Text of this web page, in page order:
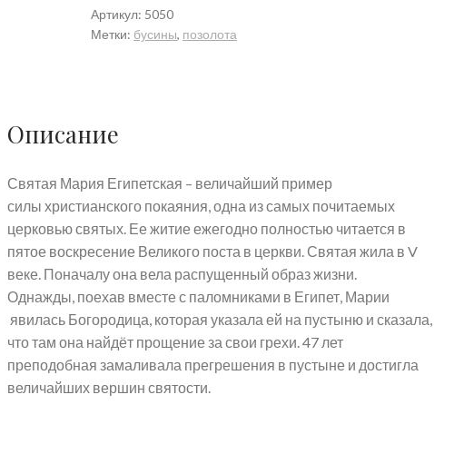
Мария
Египетская.
Артикул: 5050
Метки: бусины, позолота
Описание
Святая Мария Египетская – величайший пример
силы христианского покаяния, одна из самых почитаемых
церковью святых. Ее житие ежегодно полностью читается в
пятое воскресение Великого поста в церкви. Святая жила в V
веке. Поначалу она вела распущенный образ жизни.
Однажды, поехав вместе с паломниками в Египет, Марии
явилась Богородица, которая указала ей на пустыню и сказала,
что там она найдёт прощение за свои грехи. 47 лет
преподобная замаливала прегрешения в пустыне и достигла
величайших вершин святости.